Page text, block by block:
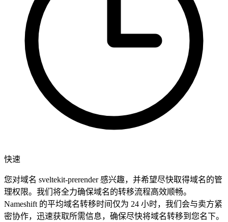
快速
您对域名 sveltekit-prerender 感兴趣，并希望尽快取得域名的管
理权限。我们将全力确保域名的转移流程高效顺畅。
Nameshift 的平均域名转移时间仅为 24 小时，我们会与卖方紧
密协作，迅速获取所需信息，确保尽快将域名转移到您名下。